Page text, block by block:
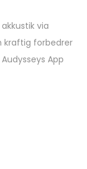
via
kraftig forbedrer
App